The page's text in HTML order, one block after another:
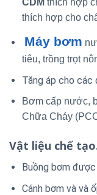
CDM thích hợp
thích hợp cho
Máy bơm
tiêu, trồng trọt
Tăng áp cho các
Bơm cấp nước,
Chữa Cháy
Vật liệu chế
Buồng bơm
Cánh bơm và và